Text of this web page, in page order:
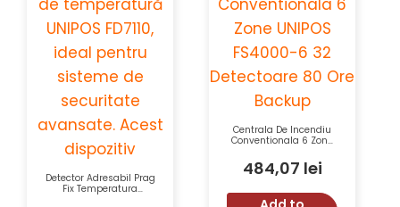
Detector Adresabil Prag
Fix Temperatura
Centrala De Incendiu
Conventionala 6 Zone
Detectoare 80 Ore
Backup
484,07 lei